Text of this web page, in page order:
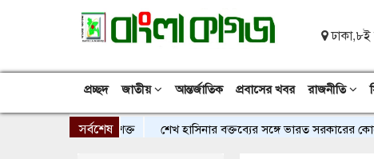
ঢাকা,৮ই
প্রচ্ছদ জাতীয় আন্তর্জাতিক প্রবাসের খবর রাজনীতি
সর্বশেষ শেখ হাসিনার বক্তব্যের সঙ্গে ভারত সরকারের কোনো